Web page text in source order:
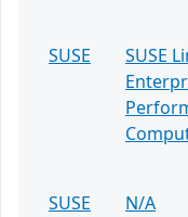
SUSE
SUSE
SUSE
N/A